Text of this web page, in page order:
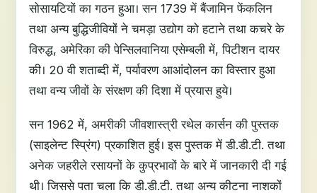
सोसायटियों का गठन हुआ। सन 1739 में बैंजामिन फेंकलिन
तथा अन्य बुद्धिजीवियों ने चमड़ा उद्योग को हटाने तथा कचरे के
विरुद्ध, अमेरिका की पेन्सिलवानिया एसेम्बली में, पिटीशन दायर
की। 20 वी शताब्दी में, पर्यावरण आआंदोलन का विस्तार हुआ
तथा वन्य जीवों के संरक्षण की दिशा में प्रयास हुये।
सन 1962 में, अमरीकी जीवशास्त्री रथेल कार्सन की पुस्तक
(साइलेन्ट स्प्रिंग) प्रकाशित हुई। इस पुस्तक में डी.डी.टी. तथा
अनेक जहरीले रसायनों के कुप्रभावों के बारे में जानकारी दी गई
थी। जिससे पता चला कि डी.डी.टी. तथा अन्य कीटना नाशकों